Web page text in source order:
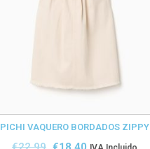
PICHI VAQUERO BORDADOS ZIPPY